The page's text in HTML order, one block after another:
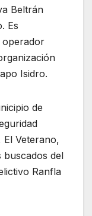
Beltrán
Es
operador
Isidro.
de
Veterano,
buscados del
Ranfla